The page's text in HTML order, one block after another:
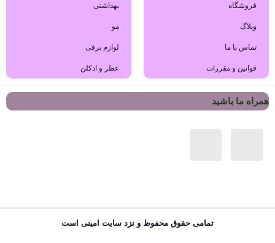
فروشگاه
وبلاگ
تماس با ما
قوانین و مقررات
بهداشتی
مو
لوازم برقی
عطر و ادکلن
همراه ما باشید
تمامی حقوق محفوظ و نزد سایت امینی است